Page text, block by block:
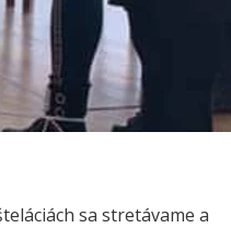
sa stretávame a